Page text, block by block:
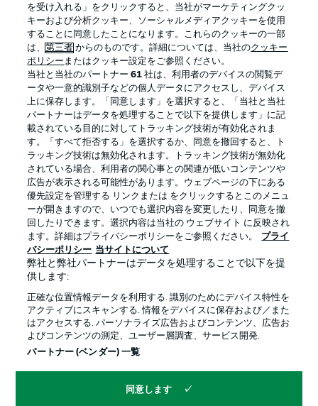
Official Partners
プライバシー・ポリシー 優先設定を管理する
利用条件
求人 選手
当サイトについて
© 2026 Bundesliga-Gruppe GmbH
を受け入れる」をクリックすると、当社がマーケティングクッ
キーおよび分析クッキー、ソーシャルメディアクッキーを使用
することに同意したことになります。これらのクッキーの一部
は、第三者 からのものです。詳細については、当社のクッキー
ポリシー またはクッキー設定をご参照ください。
当社と当社のパートナー61 社は、利用者のデバイスの閲覧デ
ータや一意的識別子などの個人データにアクセスし、デバイス
上に保存します。「同意します」を選択すると、「当社と当社
パートナーはデータを処理することで以下を提供します」に記
載されている目的に対してトラッキング技術が有効化されま
す。「すべて拒否する」を選択するか、同意を撤回すると、ト
ラッキング技術は無効化されます。トラッキング技術が無効化
されている場合、利用者の関心事との関連が低いコンテンツや
広告が表示される可能性があります。ウェブページの下にある
優先設定を管理する リンクまたは をクリックするとこのメニュ
ーが開きますので、いつでも選択内容を変更したり、同意を撤
回したりできます。選択内容は当社の ウェブサイト に反映され
ます。詳細はプライバシーポリシーをご参照ください。
プライ
バシーポリシー 当サイトについて
弊社と弊社パートナーはデータを処理することで以下を提
供します:
正確な位置情報データを利用する. 識別のためにデバイス特性を
アクティブにスキャンする. 情報をデバイスに保存および／また
はアクセスする. パーソナライズ広告およびコンテンツ、広告お
よびコンテンツの測定、ユーザー層調査、サービス開発.
パートナー (ベンダー) 一覧
同意します